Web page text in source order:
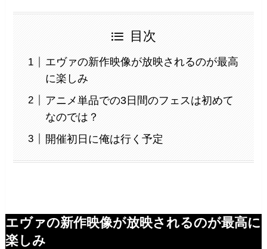
目次
エヴァの新作映像が放映されるのが最高
に楽しみ
アニメ単品での3日間のフェスは初めて
なのでは？
開催初日に俺は行く予定
エヴァの新作映像が放映されるのが最高に
楽しみ